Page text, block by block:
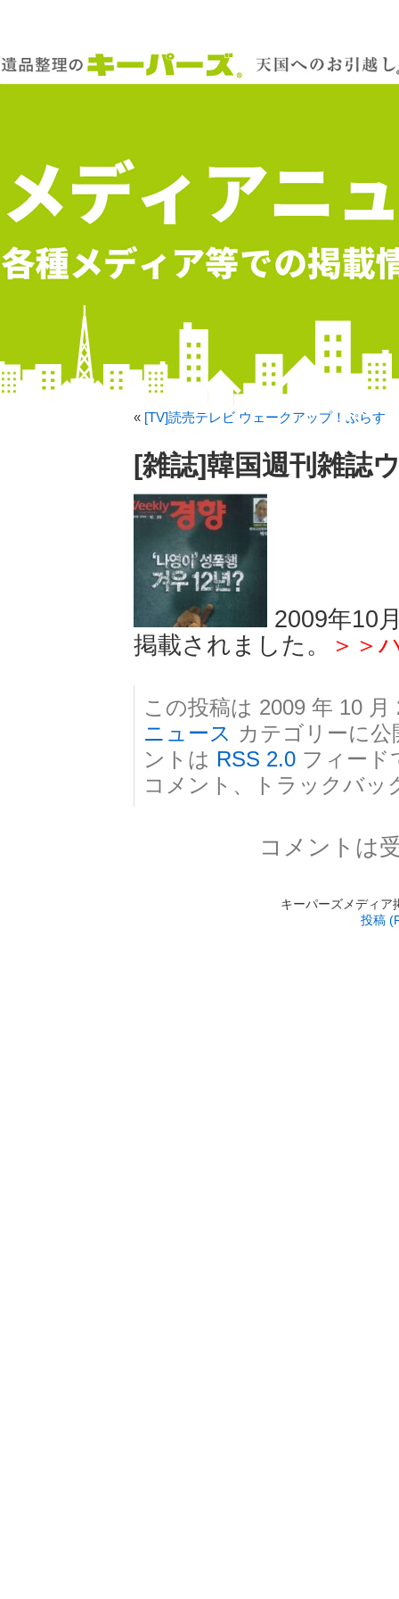
« [TV]読売テレビ ウェークアップ！ぷらす
[雑誌]韓国週刊雑誌
2009年10
掲載されました。
＞＞
この投稿は 2009 年 10
ニュース カテゴリーに
ントは RSS 2.0 フィード
コメント、トラックバッ
コメントは
キーパーズメディ
投稿